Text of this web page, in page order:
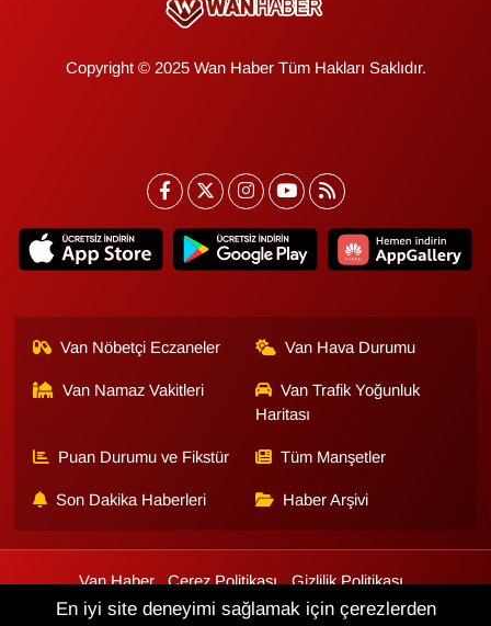
Copyright © 2025 Wan Haber Tüm Hakları Saklıdır.
Van Nöbetçi Eczaneler Van Hava Durumu
Van Namaz Vakitleri
Van Trafik Yoğunluk
Haritası
Puan Durumu ve Fikstür Tüm Manşetler
Son Dakika Haberleri Haber Arşivi
Van Haber Çerez Politikası
Gizlilik Politikası
Üyelik Sözleşmesi
Veri Politikası Künye İletişim
En iyi site deneyimi sağlamak için çerezlerden